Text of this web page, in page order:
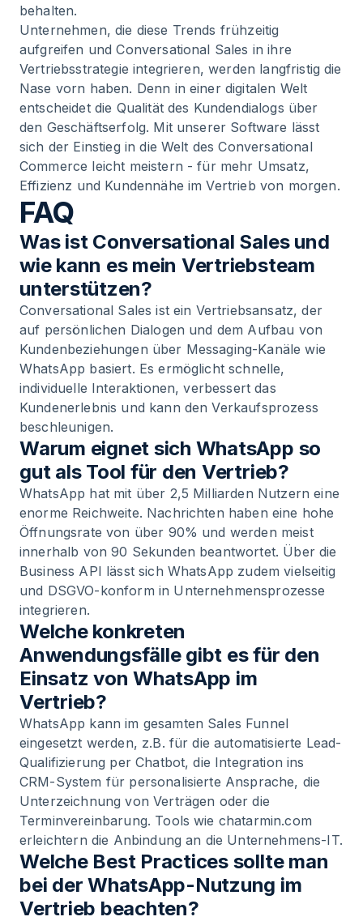
behalten.
Unternehmen, die diese Trends frühzeitig
aufgreifen und Conversational Sales in ihre
Vertriebsstrategie integrieren, werden langfristig die
Nase vorn haben. Denn in einer digitalen Welt
entscheidet die Qualität des Kundendialogs über
den Geschäftserfolg. Mit unserer Software lässt
sich der Einstieg in die Welt des Conversational
Commerce leicht meistern - für mehr Umsatz,
Effizienz und Kundennähe im Vertrieb von morgen.
FAQ
Was ist Conversational Sales und
wie kann es mein Vertriebsteam
unterstützen?
Conversational Sales ist ein Vertriebsansatz, der
auf persönlichen Dialogen und dem Aufbau von
Kundenbeziehungen über Messaging-Kanäle wie
WhatsApp basiert. Es ermöglicht schnelle,
individuelle Interaktionen, verbessert das
Kundenerlebnis und kann den Verkaufsprozess
beschleunigen.
Warum eignet sich WhatsApp so
gut als Tool für den Vertrieb?
WhatsApp hat mit über 2,5 Milliarden Nutzern eine
enorme Reichweite. Nachrichten haben eine hohe
Öffnungsrate von über 90% und werden meist
innerhalb von 90 Sekunden beantwortet. Über die
Business API lässt sich WhatsApp zudem vielseitig
und DSGVO-konform in Unternehmensprozesse
integrieren.
Welche konkreten
Anwendungsfälle gibt es für den
Einsatz von WhatsApp im
Vertrieb?
WhatsApp kann im gesamten Sales Funnel
eingesetzt werden, z.B. für die automatisierte Lead-
Qualifizierung per Chatbot, die Integration ins
CRM-System für personalisierte Ansprache, die
Unterzeichnung von Verträgen oder die
Terminvereinbarung. Tools wie chatarmin.com
erleichtern die Anbindung an die Unternehmens-IT.
Welche Best Practices sollte man
bei der WhatsApp-Nutzung im
Vertrieb beachten?